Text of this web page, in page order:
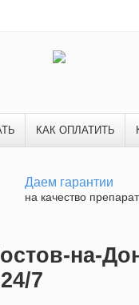
КАК ОПЛАТИТЬ
Даем гарантии
на качество
на-
7